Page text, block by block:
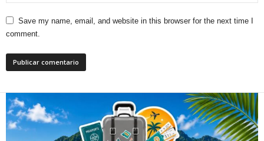
Save my name, email, and website in this browser for the next time I
comment.